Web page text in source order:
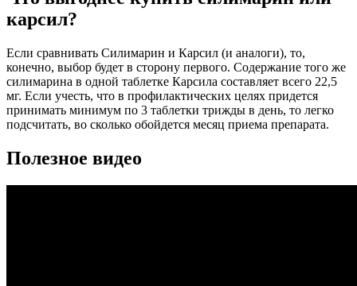
карсил?
Если сравнивать Силимарин и Карсил (и аналоги), то,
конечно, выбор будет в сторону первого. Содержание того же
силимарина в одной таблетке Карсила составляет всего 22,5
мг. Если учесть, что в профилактических целях придется
принимать минимум по 3 таблетки трижды в день, то легко
подсчитать, во сколько обойдется месяц приема препарата.
Полезное видео